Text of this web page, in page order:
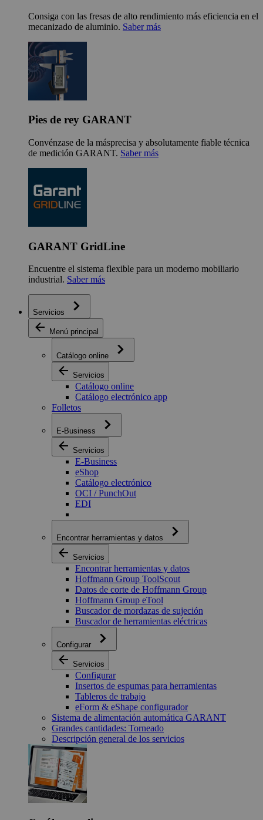
Consiga con las fresas de alto rendimiento más eficiencia en el
mecanizado de aluminio. Saber más
Pies de rey GARANT
Convénzase de la másprecisa y absolutamente fiable técnica
de medición GARANT. Saber más
GARANT GridLine
Encuentre el sistema flexible para un moderno mobiliario
industrial. Saber más
Servicios
Menú principal
Catálogo online
Servicios
Catálogo online
Catálogo electrónico app
Folletos
E-Business
Servicios
E-Business
eShop
Catálogo electrónico
OCI / PunchOut
EDI
Encontrar herramientas y datos
Servicios
Encontrar herramientas y datos
Hoffmann Group ToolScout
Datos de corte de Hoffmann Group
Hoffmann Group eTool
Buscador de mordazas de sujeción
Buscador de herramientas eléctricas
Configurar
Servicios
Configurar
Insertos de espumas para herramientas
Tableros de trabajo
eForm & eShape configurador
Sistema de alimentación automática GARANT
Grandes cantidades: Torneado
Descripción general de los servicios